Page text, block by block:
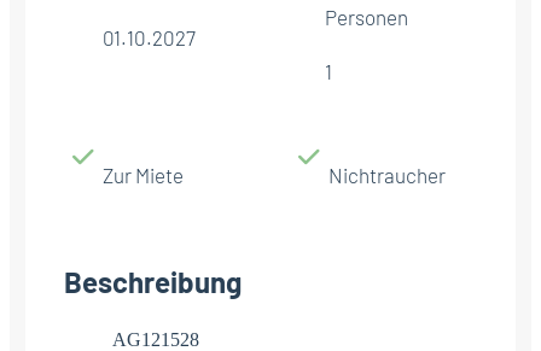
01.10.2027
Personen
1
Zur Miete Nichtraucher
Beschreibung
AG121528